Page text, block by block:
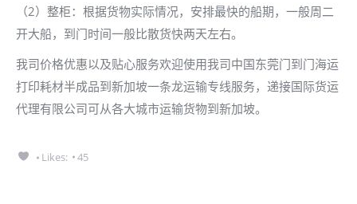
（2）整柜：根据货物实际情况，安排最快的船期，一般周二
开大船，到门时间一般比散货快两天左右。
我司价格优惠以及贴心服务欢迎使用我司中国东莞门到门海运
打印耗材半成品到新加坡一条龙运输专线服务，递接国际货运
代理有限公司可从各大城市运输货物到新加坡。
Likes: 45